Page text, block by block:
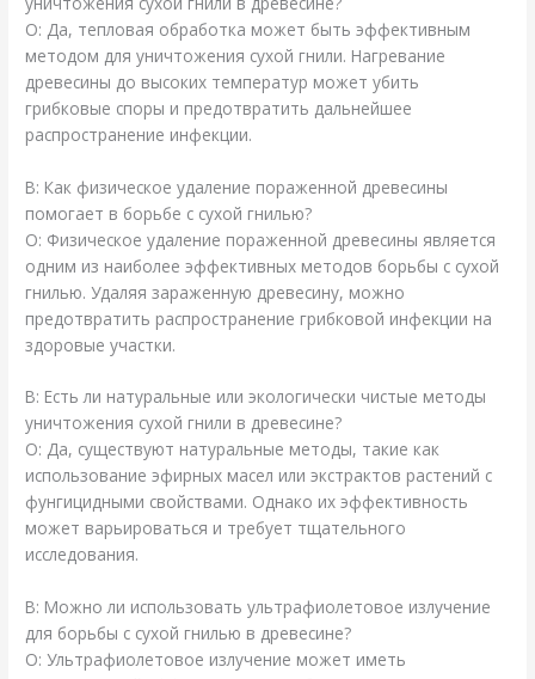
О: Да, тепловая обработка может быть эффективным
методом для уничтожения сухой гнили. Нагревание
древесины до высоких температур может убить
грибковые споры и предотвратить дальнейшее
распространение инфекции.
В: Как физическое удаление пораженной древесины
помогает в борьбе с сухой гнилью?
О: Физическое удаление пораженной древесины является
одним из наиболее эффективных методов борьбы с сухой
гнилью. Удаляя зараженную древесину, можно
предотвратить распространение грибковой инфекции на
здоровые участки.
В: Есть ли натуральные или экологически чистые методы
уничтожения сухой гнили в древесине?
О: Да, существуют натуральные методы, такие как
использование эфирных масел или экстрактов растений с
фунгицидными свойствами. Однако их эффективность
может варьироваться и требует тщательного
исследования.
В: Можно ли использовать ультрафиолетовое излучение
для борьбы с сухой гнилью в древесине?
О: Ультрафиолетовое излучение может иметь